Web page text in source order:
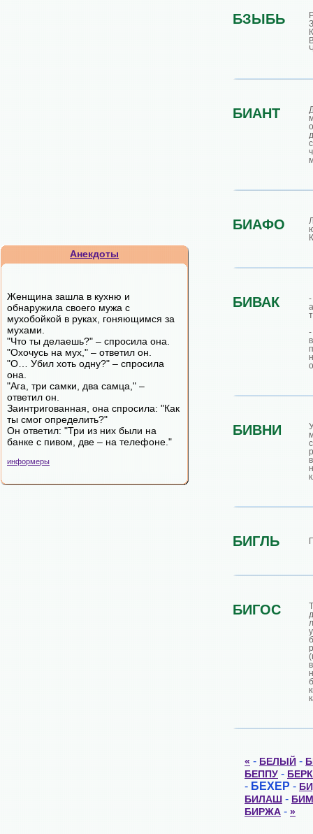
Анекдоты
Женщина зашла в кухню и
обнаружила своего мужа с
мухобойкой в руках, гоняющимся за
мухами.
"Что ты делаешь?" – спросила она.
"Охочусь на мух," – ответил он.
"О… Убил хоть одну?" – спросила
она.
"Ага, три самки, два самца," –
ответил он.
Заинтригованная, она спросила: "Как
ты смог определить?"
Он ответил: "Три из них были на
банке с пивом, две – на телефоне."
информеры
БЗЫБЬ
БИАНТ
БИАФО
БИВАК
БИВНИ
БИГЛЬ
БИГОС
« - БЕЛЫЙ -
БЕППУ -
- БЕХЕР -
БИЛАШ -
БИРЖА - »